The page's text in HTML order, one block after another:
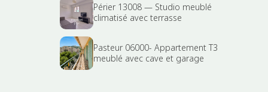
Périer 13008 — Studio meublé
climatisé avec terrasse
Pasteur 06000- Appartement T3
meublé avec cave et garage